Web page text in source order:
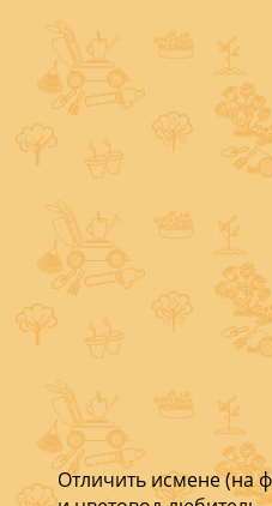
Отличить исмене (на